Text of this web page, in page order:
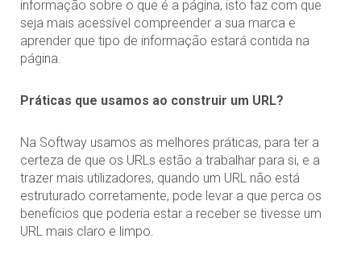
informação sobre o que é a página, isto faz com que
seja mais acessível compreender a sua marca e
aprender que tipo de informação estará contida na
página.
Práticas que usamos ao construir um URL?
Na Softway usamos as melhores práticas, para ter a
certeza de que os URLs estão a trabalhar para si, e a
trazer mais utilizadores, quando um URL não está
estruturado corretamente, pode levar a que perca os
benefícios que poderia estar a receber se tivesse um
URL mais claro e limpo.